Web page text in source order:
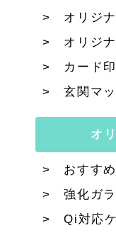
オリジ
オリジ
カード
玄関マ
オ
おすす
強化ガ
Qi対応